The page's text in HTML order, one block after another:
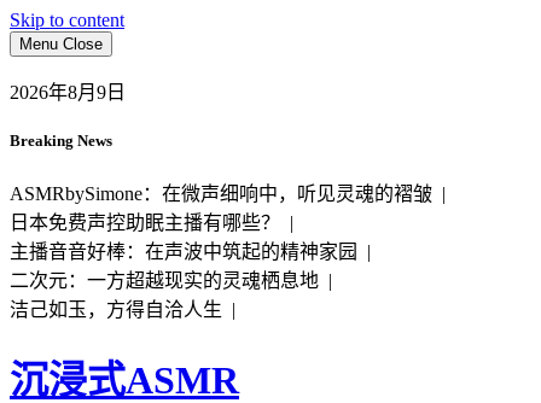
Skip to content
Menu Close
2026年8月9日
Breaking News
ASMRbySimone：在微声细响中，听见灵魂的褶皱 |
日本免费声控助眠主播有哪些？ |
主播音音好棒：在声波中筑起的精神家园 |
二次元：一方超越现实的灵魂栖息地 |
洁己如玉，方得自洽人生 |
沉浸式ASMR